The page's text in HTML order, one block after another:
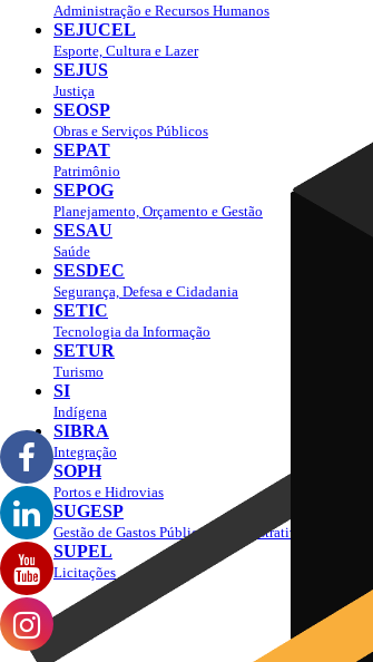
Administração e Recursos Humanos
SEJUCEL
Esporte, Cultura e Lazer
SEJUS
Justiça
SEOSP
Obras e Serviços Públicos
SEPAT
Patrimônio
SEPOG
Planejamento, Orçamento e Gestão
SESAU
Saúde
SESDEC
Segurança, Defesa e Cidadania
SETIC
Tecnologia da Informação
SETUR
Turismo
SI
Indígena
SIBRA
Integração
SOPH
Portos e Hidrovias
SUGESP
Gestão de Gastos Públicos Administrativos
SUPEL
Licitações